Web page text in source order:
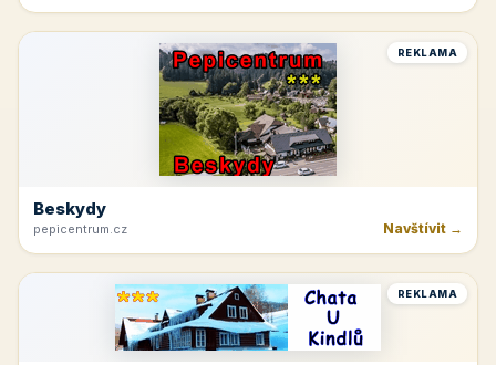
REKLAMA
Beskydy
pepicentrum.cz Navštívit →
REKLAMA